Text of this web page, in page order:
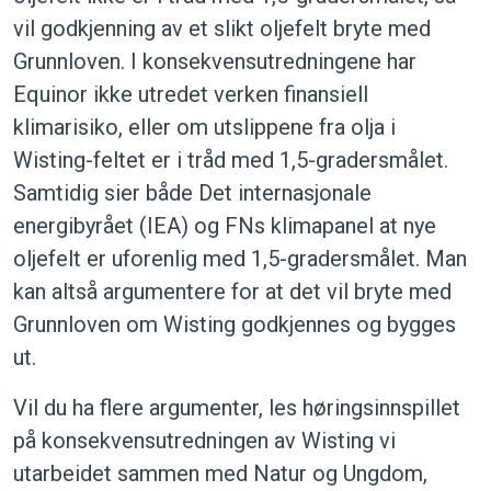
vil godkjenning av et slikt oljefelt bryte med
Grunnloven. I konsekvensutredningene har
Equinor ikke utredet verken finansiell
klimarisiko, eller om utslippene fra olja i
Wisting-feltet er i tråd med 1,5-gradersmålet.
Samtidig sier både Det internasjonale
energibyrået (IEA) og FNs klimapanel at nye
oljefelt er uforenlig med 1,5-gradersmålet. Man
kan altså argumentere for at det vil bryte med
Grunnloven om Wisting godkjennes og bygges
ut.
Vil du ha flere argumenter, les høringsinnspillet
på konsekvensutredningen av Wisting vi
utarbeidet sammen med Natur og Ungdom,